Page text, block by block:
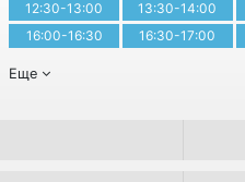
12:30-13:00
13:30-14:00
16:00-16:30
16:30-17:00
Еще